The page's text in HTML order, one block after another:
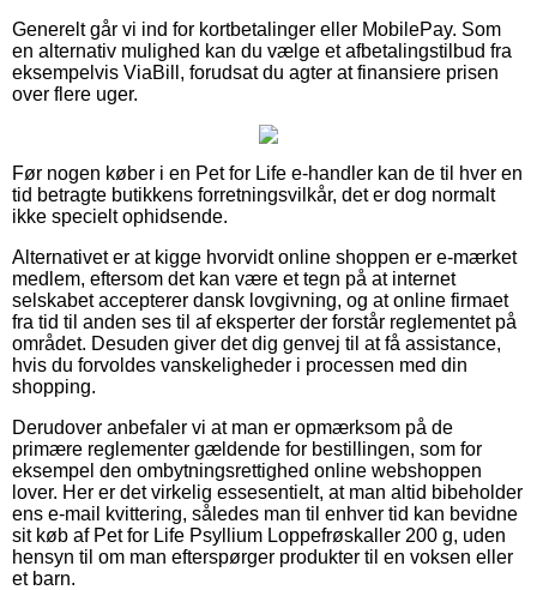
Generelt går vi ind for kortbetalinger eller MobilePay. Som
en alternativ mulighed kan du vælge et afbetalingstilbud fra
eksempelvis ViaBill, forudsat du agter at finansiere prisen
over flere uger.
Før nogen køber i en Pet for Life e-handler kan de til hver en
tid betragte butikkens forretningsvilkår, det er dog normalt
ikke specielt ophidsende.
Alternativet er at kigge hvorvidt online shoppen er e-mærket
medlem, eftersom det kan være et tegn på at internet
selskabet accepterer dansk lovgivning, og at online firmaet
fra tid til anden ses til af eksperter der forstår reglementet på
området. Desuden giver det dig genvej til at få assistance,
hvis du forvoldes vanskeligheder i processen med din
shopping.
Derudover anbefaler vi at man er opmærksom på de
primære reglementer gældende for bestillingen, som for
eksempel den ombytningsrettighed online webshoppen
lover. Her er det virkelig essesentielt, at man altid bibeholder
ens e-mail kvittering, således man til enhver tid kan bevidne
sit køb af Pet for Life Psyllium Loppefrøskaller 200 g, uden
hensyn til om man efterspørger produkter til en voksen eller
et barn.